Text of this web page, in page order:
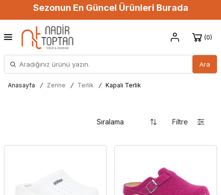
Sezonun En Güncel Ürünleri Burada
Ara
0
Anasayfa / Zenne / Terlik / Kapalı Terlik
Filtre